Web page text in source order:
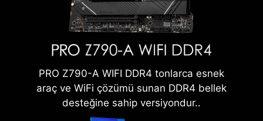
PRO Z790-A WIFI DDR4 tonlarca esnek
araç ve WiFi çözümü sunan DDR4 bellek
desteğine sahip versiyondur..